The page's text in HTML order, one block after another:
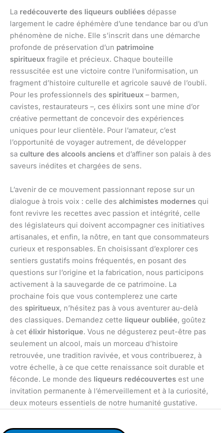
La redécouverte des liqueurs oubliées dépasse
largement le cadre éphémère d’une tendance bar ou d’un
phénomène de niche. Elle s’inscrit dans une démarche
profonde de préservation d’un patrimoine
spiritueux fragile et précieux. Chaque bouteille
ressuscitée est une victoire contre l’uniformisation, un
fragment d’histoire culturelle et agricole sauvé de l’oubli.
Pour les professionnels des spiritueux – barmen,
cavistes, restaurateurs –, ces élixirs sont une mine d’or
créative permettant de concevoir des expériences
uniques pour leur clientèle. Pour l’amateur, c’est
l’opportunité de voyager autrement, de développer
sa culture des alcools anciens et d’affiner son palais à des
saveurs inédites et chargées de sens.
L’avenir de ce mouvement passionnant repose sur un
dialogue à trois voix : celle des alchimistes modernes qui
font revivre les recettes avec passion et intégrité, celle
des législateurs qui doivent accompagner ces initiatives
artisanales, et enfin, la nôtre, en tant que consommateurs
curieux et responsables. En choisissant d’explorer ces
sentiers gustatifs moins fréquentés, en posant des
questions sur l’origine et la fabrication, nous participons
activement à la sauvegarde de ce patrimoine. La
prochaine fois que vous contemplerez une carte
des spiritueux, n’hésitez pas à vous aventurer au-delà
des classiques. Demandez cette liqueur oubliée, goûtez
à cet élixir historique. Vous ne dégusterez peut-être pas
seulement un alcool, mais un morceau d’histoire
retrouvée, une tradition ravivée, et vous contribuerez, à
votre échelle, à ce que cette renaissance soit durable et
féconde. Le monde des liqueurs redécouvertes est une
invitation permanente à l’émerveillement et à la curiosité,
deux moteurs essentiels de notre humanité gustative.